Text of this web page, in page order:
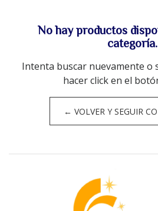
No hay productos
categoría.
Intenta buscar nuevamente o
hacer click en el
← VOLVER Y SEGUIR